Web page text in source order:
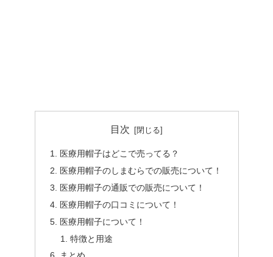
目次
医療用帽子はどこで売ってる？
医療用帽子のしまむらでの販売について！
医療用帽子の通販での販売について！
医療用帽子の口コミについて！
医療用帽子について！
特徴と用途